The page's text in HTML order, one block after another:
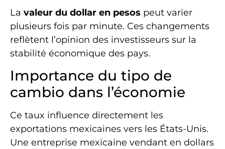
La valeur du dollar en pesos peut varier
plusieurs fois par minute. Ces changements
reflètent l’opinion des investisseurs sur la
stabilité économique des pays.
Importance du tipo de
cambio dans l’économie
Ce taux influence directement les
exportations mexicaines vers les États-Unis.
Une entreprise mexicaine vendant en dollars